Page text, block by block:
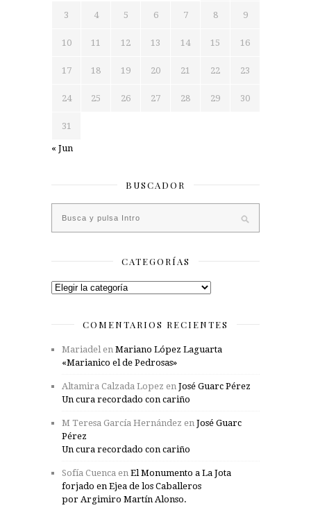
3 4 5 6 7 8 9
10 11 12 13 14 15 16
17 18 19 20 21 22 23
24 25 26 27 28 29 30
31
« Jun
BUSCADOR
CATEGORÍAS
Categorías
COMENTARIOS RECIENTES
Mariadel en Mariano López Laguarta
«Marianico el de Pedrosas»
Altamira Calzada Lopez en José Guarc Pérez
Un cura recordado con cariño
M Teresa García Hernández en José Guarc
Pérez
Un cura recordado con cariño
Sofía Cuenca en El Monumento a La Jota
forjado en Ejea de los Caballeros
por Argimiro Martín Alonso.